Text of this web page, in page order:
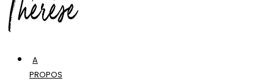
A
PROPOS